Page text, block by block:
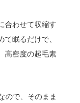
合わせて収縮す
眠るだけで、
高密度の起毛素
ので、そのまま